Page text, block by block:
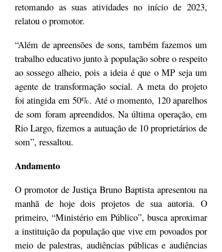
retomando as suas atividades no início de 2023,
relatou o promotor.
“Além de apreensões de sons, também fazemos um
trabalho educativo junto à população sobre o respeito
ao sossego alheio, pois a ideia é que o MP seja um
agente de transformação social. A meta do projeto
foi atingida em 50%. Até o momento, 120 aparelhos
de som foram apreendidos. Na última operação, em
Rio Largo, fizemos a autuação de 10 proprietários de
som”, ressaltou.
Andamento
O promotor de Justiça Bruno Baptista apresentou na
manhã de hoje dois projetos de sua autoria. O
primeiro, “Ministério em Público”, busca aproximar
a instituição da população que vive em povoados por
meio de palestras, audiências públicas e audiências